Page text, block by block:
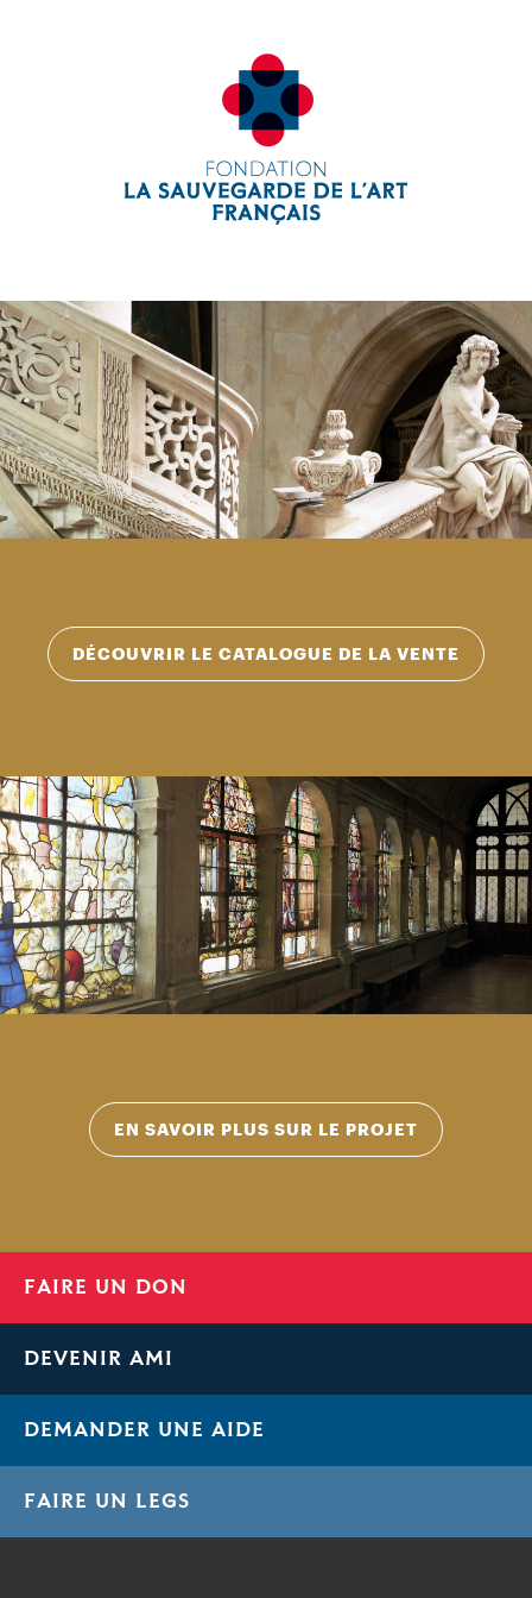
DÉCOUVRIR LE CATALOGUE DE LA VENTE
EN SAVOIR PLUS SUR LE PROJET
FAIRE UN DON
DEVENIR AMI
DEMANDER UNE AIDE
FAIRE UN LEGS